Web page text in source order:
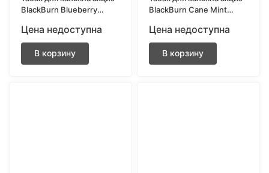
BlackBurn Blueberry
Цена недоступна
В корзину
BlackBurn Cane Mint
гр.
Цена недоступна
В корзину